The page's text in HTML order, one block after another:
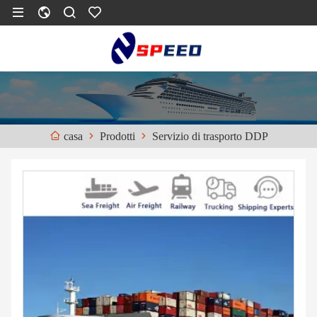
casa Prodotti Servizio di trasporto DDP